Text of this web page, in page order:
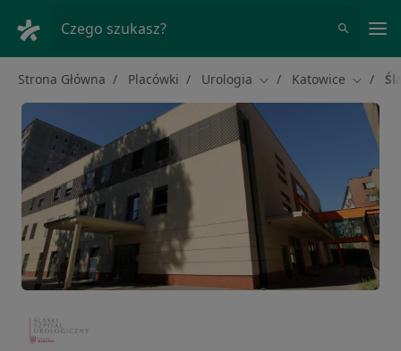
Czego szukasz?
Strona Główna Placówki Urologia Zmień miasto
Katowice Zmień